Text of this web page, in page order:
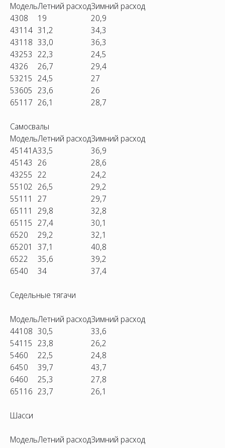
МодельЛетний расходЗимний расход
4308
19
20,9
43114 31,2
34,3
43118 33,0
36,3
43253 22,3
24,5
4326
26,7
29,4
53215 24,5
27
53605 23,6
26
65117 26,1 28,7
Самосвалы
МодельЛетний расходЗимний расход
45141А33,5
36,9
45143 26
28,6
43255 22
24,2
55102 26,5
29,2
55111
27
29,7
65111
29,8
32,8
65115 27,4
30,1
6520
29,2
32,1
65201
37,1
40,8
6522
35,6
39,2
6540
34 37,4
Седельные тягачи
МодельЛетний расходЗимний расход
44108 30,5
33,6
54115 23,8
26,2
5460
22,5
24,8
6450
39,7
43,7
6460
25,3
27,8
65116 23,7 26,1
Шасси
МодельЛетний расходЗимний расход